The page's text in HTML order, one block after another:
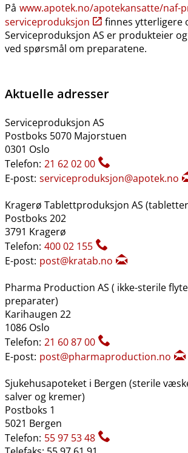
På www.apotek.no​/​apotekansatte​/​naf-
serviceproduksjon
finnes ytterligere
Serviceproduksjon AS er produkteier
ved spørsmål om preparatene.
Aktuelle adresser
Serviceproduksjon AS
Postboks 5070 Majorstuen
0301 Oslo
Telefon: 21 62 02 00
E-post: serviceproduksjon@apotek.no
Kragerø Tablettproduksjon AS
Postboks 202
3791 Kragerø
Telefon: 400 02 155
E-post: post@kratab.no
Pharma Production AS ( ikke-sterile
preparater)
Karihaugen 22
1086 Oslo
Telefon: 21 60 87 00
E-post: post@pharmaproduction.no
Sjukehusapoteket i Bergen (sterile
salver og kremer)
Postboks 1
5021 Bergen
Telefon: 55 97 53 48